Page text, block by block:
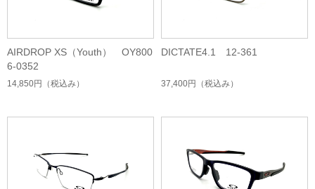
AIRDROP XS（Youth） OY800
6-0352
14,850円 （税込み）
DICTATE4.1 12-361
37,400円 （税込み）